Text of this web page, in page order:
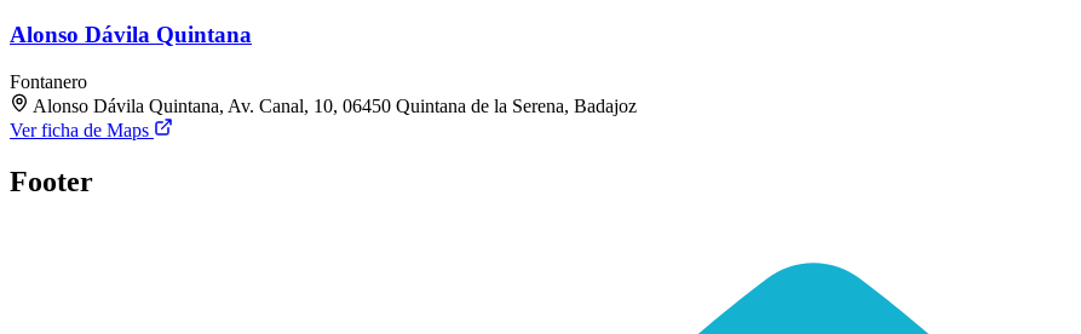
Alonso Dávila Quintana
Fontanero
Alonso Dávila Quintana, Av. Canal, 10, 06450 Quintana de la Serena, Badajoz
Ver ficha de Maps
Footer